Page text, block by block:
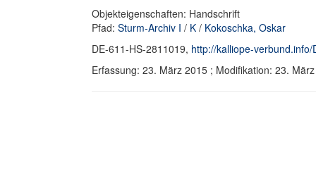
Objekteigenschaften: Handschrift
Pfad: Sturm-Archiv I / K / Kokoschka, Oskar
DE-611-HS-2811019, http://kalliope-
Erfassung: 23. März 2015 ; Modifikation: 23.